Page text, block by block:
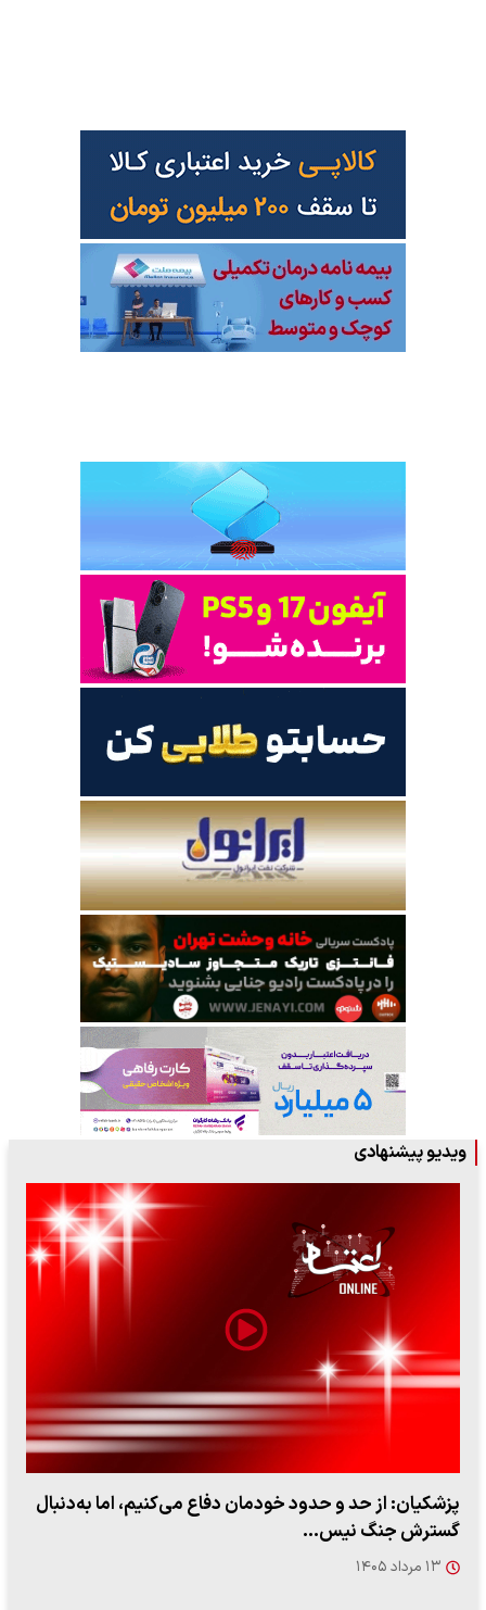
ویدیو پیشنهادی
پزشکیان: از حد و حدود خودمان دفاع می‌کنیم، اما به‌دنبال
گسترش جنگ نیس…
۱۳ مرداد ۱۴۰۵